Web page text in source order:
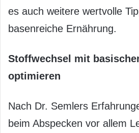
es auch weitere wertvolle
basenreiche Ernährung.
Stoffwechsel mit
optimieren
Nach Dr. Semlers
beim Abspecken vor allem